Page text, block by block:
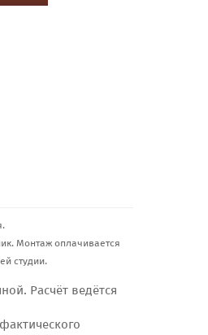
Монтаж оплачивается
студии.
Расчёт ведётся